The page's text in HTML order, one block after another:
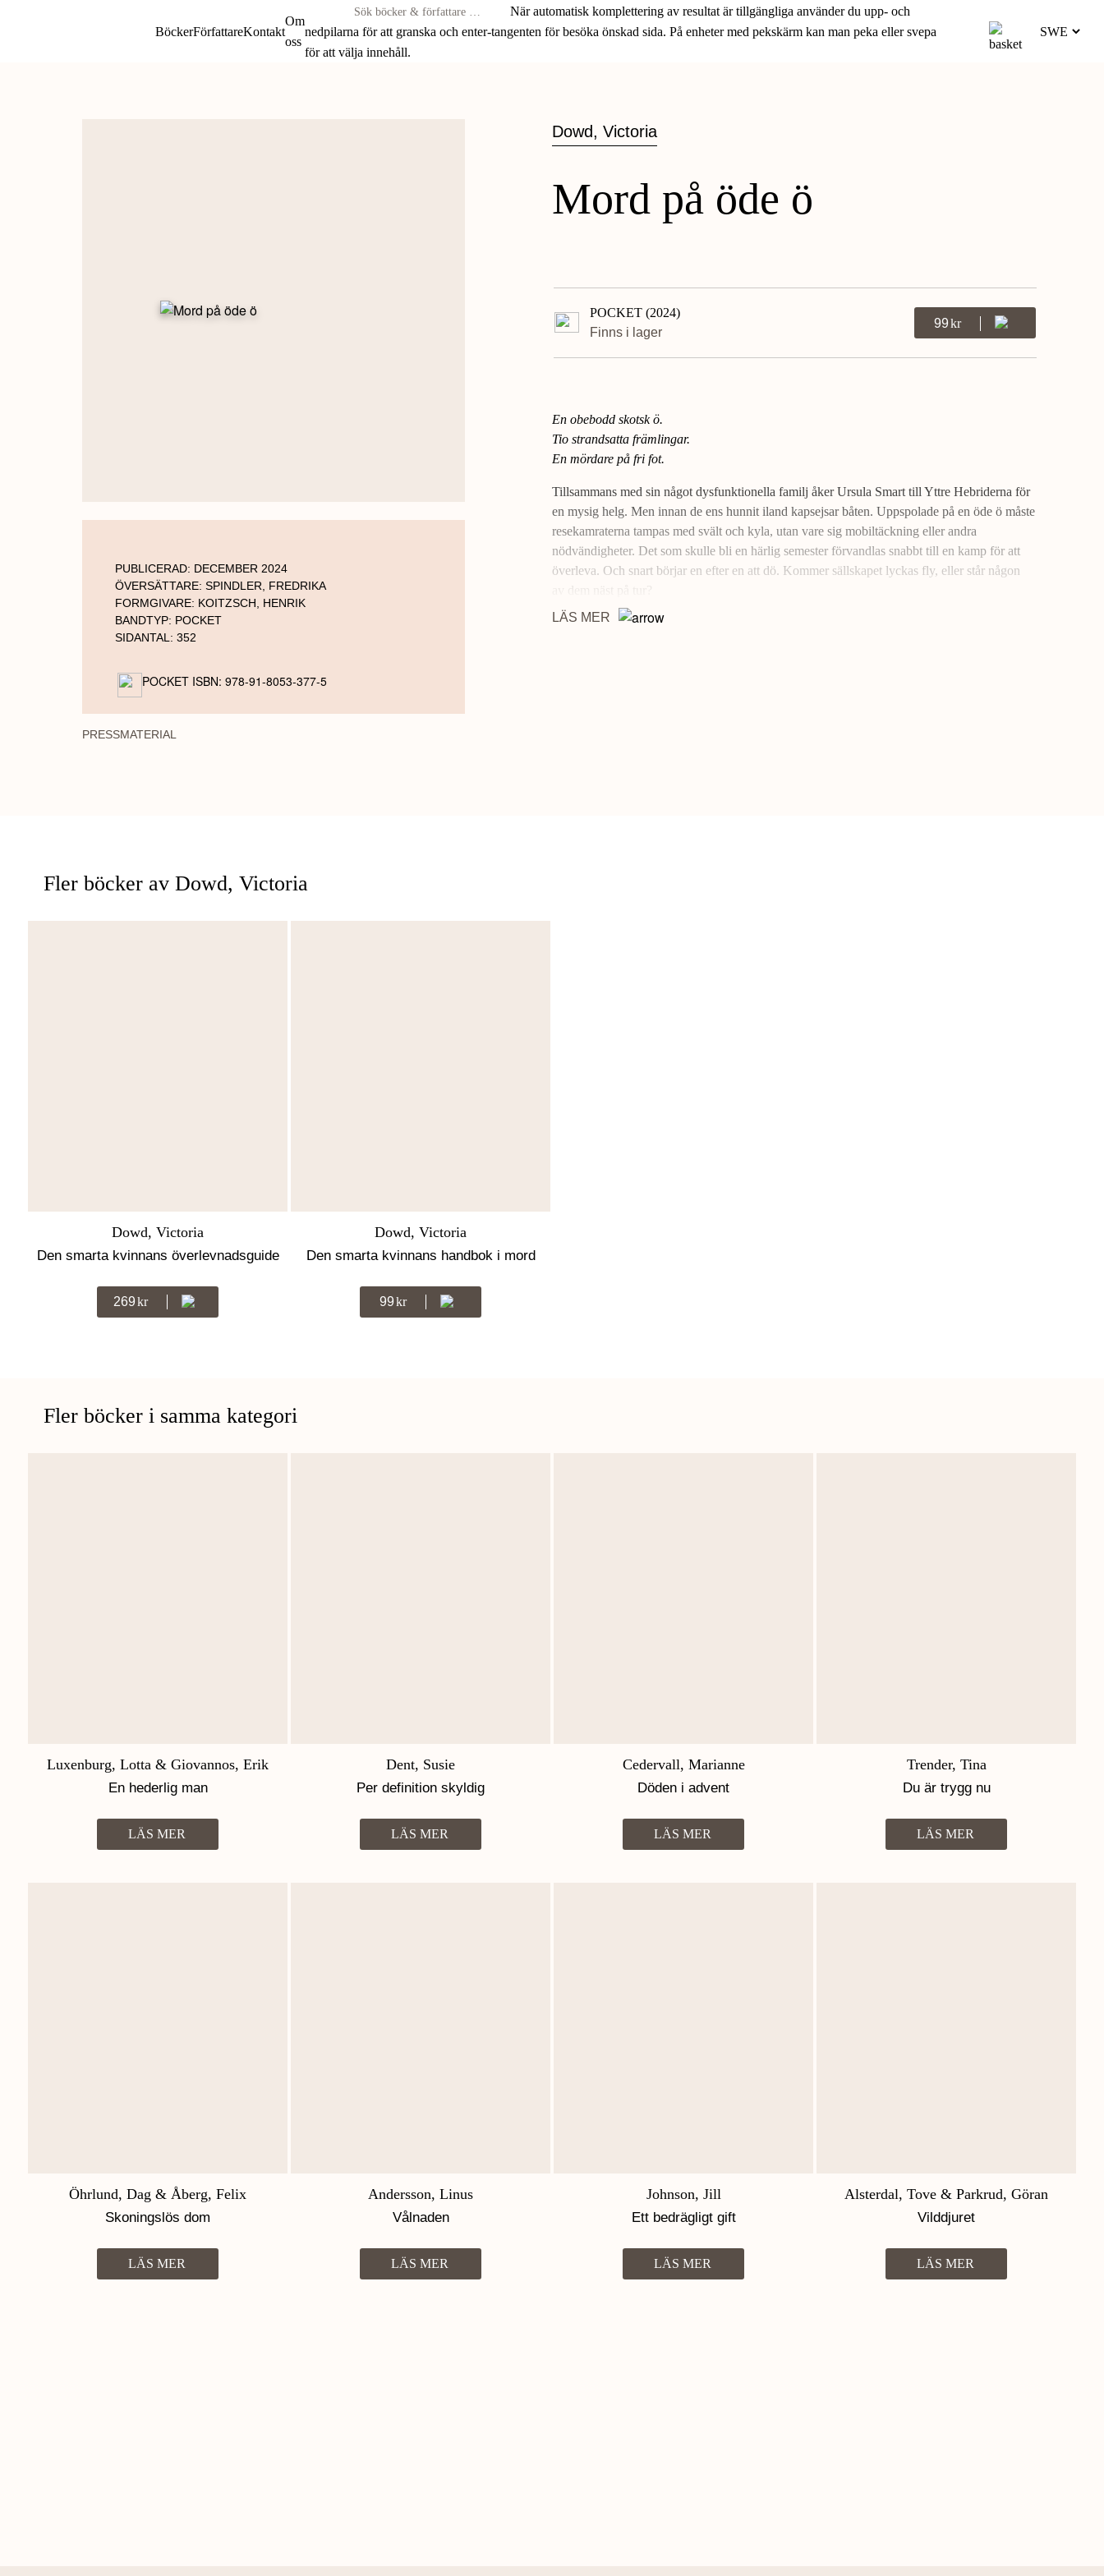
BöckerFörfattareKontakt
Om
oss
böcker
&
När automatisk komplettering av resultat är tillgängliga använder du upp- och
nedpilarna för att granska och enter-tangenten för besöka önskad sida. På enheter med pekskärm kan man peka eller svepa
för att välja innehåll.
PUBLICERAD: DECEMBER 2024
ÖVERSÄTTARE: SPINDLER, FREDRIKA
FORMGIVARE: KOITZSCH, HENRIK
BANDTYP: POCKET
SIDANTAL: 352
POCKET ISBN: 978-91-8053-377-5
PRESSMATERIAL
Dowd, Victoria
Mord på öde ö
POCKET (2024)
Finns i lager
99Kr
En obebodd skotsk ö.
Tio strandsatta främlingar.
En mördare på fri fot.
Tillsammans med sin något dysfunktionella familj åker Ursula Smart till Yttre Hebriderna för
en mysig helg. Men innan de ens hunnit iland kapsejsar båten. Uppspolade på en öde ö måste
resekamraterna tampas med svält och kyla, utan vare sig mobiltäckning eller andra
nödvändigheter. Det som skulle bli en härlig semester förvandlas snabbt till en kamp för att
överleva. Och snart börjar en efter en att dö. Kommer sällskapet lyckas fly, eller står någon
Med sin ljuvligt mörka humor och sitt sätt att skriva ohämmad spänning får Dowd
LÄS MER
Fler böcker av Dowd, Victoria
Dowd, Victoria
Den smarta kvinnans överlevnadsguide
269Kr
Dowd, Victoria
Den smarta kvinnans handbok i mord
99Kr
Fler böcker i samma kategori
Luxenburg, Lotta & Giovannos, Erik
En hederlig man
LÄS MER
Dent, Susie
Per definition skyldig
LÄS MER
Cedervall, Marianne
Döden i advent
LÄS MER
Trender, Tina
Du är trygg nu
LÄS MER
Öhrlund, Dag & Åberg, Felix
Skoningslös dom
LÄS MER
Andersson, Linus
Vålnaden
LÄS MER
Johnson, Jill
Ett bedrägligt gift
LÄS MER
Alsterdal, Tove & Parkrud, Göran
Vilddjuret
LÄS MER